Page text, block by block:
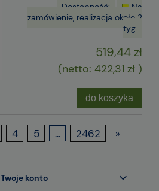
Dostępność:
Na
zamówienie, realizacja około 2
tyg.
519,44 zł
(netto: 422,31 zł )
do koszyka
4 5 ... 2462 »
Twoje konto